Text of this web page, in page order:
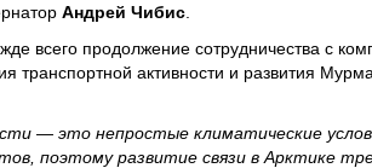
Андрей Чибис
всего продолжение сотрудничества с
транспортной активности и развития
— это непростые климатические
поэтому развитие связи в Арктике